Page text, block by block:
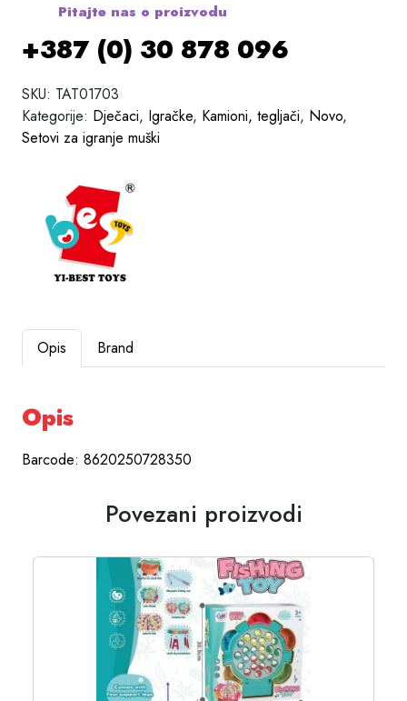
Pitajte nas o proizvodu
+387 (0) 30 878 096
SKU: TAT01703
Kategorije: Dječaci, Igračke, Kamioni, tegljači, Novo,
Setovi za igranje muški
Opis Brand
Opis
Barcode: 8620250728350
Povezani proizvodi